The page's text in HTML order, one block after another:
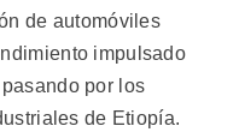
de automóviles
impulsado
por los
de Etiopía.